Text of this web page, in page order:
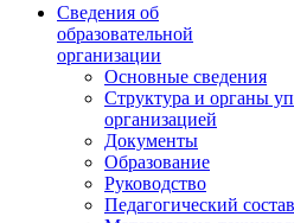
Сведения об
образовательной
организации
Основные сведения
Структура и органы
организацией
Документы
Образование
Руководство
Педагогический состав